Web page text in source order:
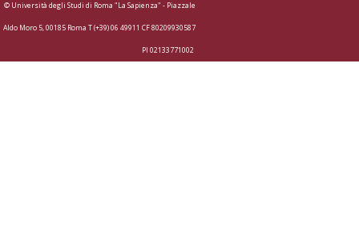
© Università degli Studi di Roma "La Sapienza" - Piazzale
Aldo Moro 5, 00185 Roma T (+39) 06 49911 CF 80209930587
PI 02133771002